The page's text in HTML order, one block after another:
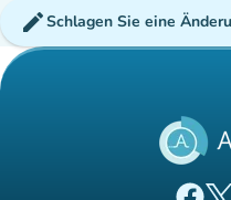
editSchlagen Sie eine